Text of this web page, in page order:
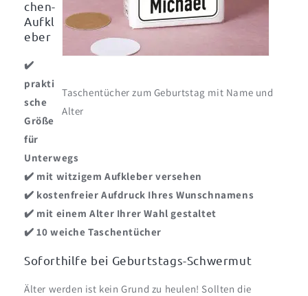
Taschentücher zum Geburtstag mit Name und
Alter
chen-
Aufkl
eber
✔️
prakti
sche
Größe
für
Unterwegs
✔️ mit witzigem Aufkleber versehen
✔️ kostenfreier Aufdruck Ihres Wunschnamens
✔️ mit einem Alter Ihrer Wahl gestaltet
✔️ 10 weiche Taschentücher
Soforthilfe bei Geburtstags-Schwermut
Älter werden ist kein Grund zu heulen! Sollten die